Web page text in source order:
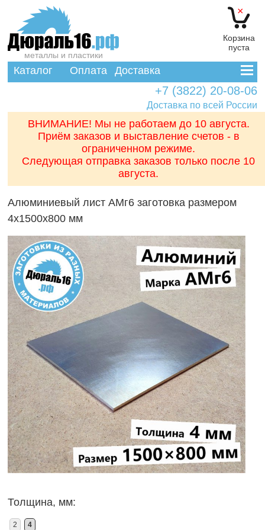
Доставка по всей России
×
Корзина
пуста
+7 (3822) 20-08-06
металлы и пластики
Каталог Оплата Доставка
ВНИМАНИЕ! Мы не работаем до 10 августа.
Приём заказов и выставление счетов - в
ограниченном режиме.
Следующая отправка заказов только после 10
августа.
Алюминиевый лист АМг6 заготовка размером
4x1500x800 мм
Толщина, мм:
2 4